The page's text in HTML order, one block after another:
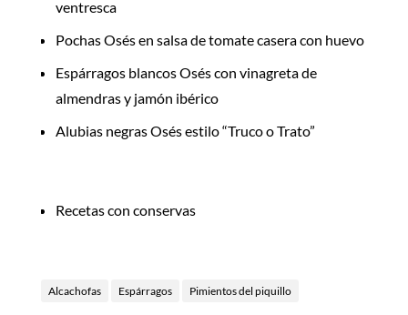
ventresca
Pochas Osés en salsa de tomate casera con huevo
Espárragos blancos Osés con vinagreta de
almendras y jamón ibérico
Alubias negras Osés estilo “Truco o Trato”
Recetas con conservas
Alcachofas Espárragos Pimientos del piquillo